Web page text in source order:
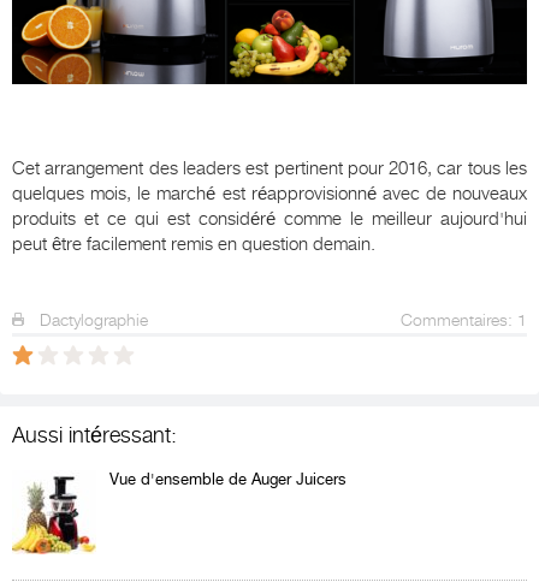
Cet arrangement des leaders est pertinent pour 2016, car tous les
quelques mois, le marché est réapprovisionné avec de nouveaux
produits et ce qui est considéré comme le meilleur aujourd'hui
peut être facilement remis en question demain.
Dactylographie Commentaires: 1
Aussi intéressant:
Vue d'ensemble de Auger Juicers